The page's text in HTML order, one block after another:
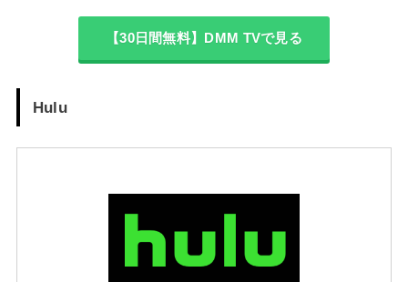
【30日間無料】DMM TVで見る
Hulu